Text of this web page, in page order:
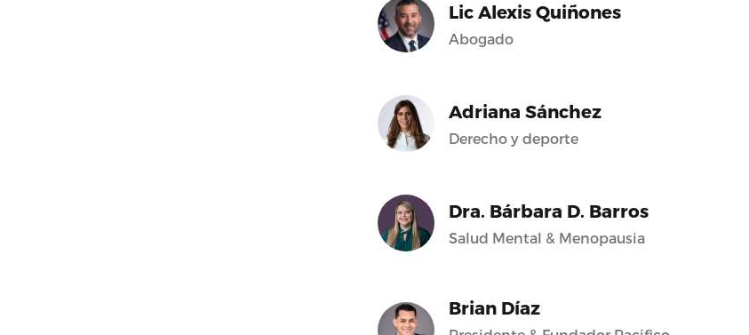
Lic Alexis Quiñones
Abogado
Adriana Sánchez
Derecho y deporte
Dra. Bárbara D. Barros
Salud Mental & Menopausia
Brian Díaz